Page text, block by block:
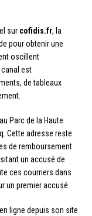
sur cofidis.fr, la
pour obtenir une
oscillent
canal est
de tableaux
Parc de la Haute
Cette adresse reste
de remboursement
un accusé de
ces courriers dans
un premier accusé.
ligne depuis son site